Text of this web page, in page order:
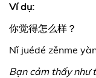
Ví dụ:
你觉得怎么样？
Nǐ juédé zěnme
Bạn cảm thấy như